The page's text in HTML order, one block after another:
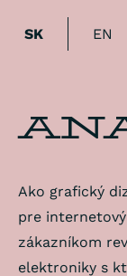
EN
SK
Ako grafický
pre
zákazníkom
elektroniky s